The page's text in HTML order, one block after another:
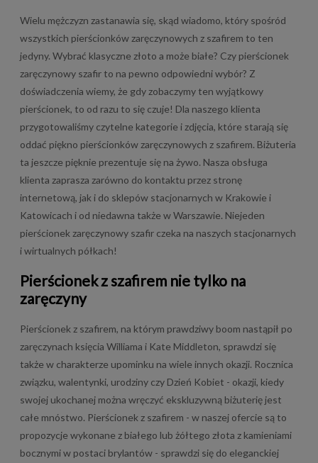
Wielu mężczyzn zastanawia się, skąd wiadomo, który spośród
wszystkich pierścionków zaręczynowych z szafirem to ten
jedyny. Wybrać klasyczne złoto a może białe? Czy pierścionek
zaręczynowy szafir to na pewno odpowiedni wybór? Z
doświadczenia wiemy, że gdy zobaczymy ten wyjątkowy
pierścionek, to od razu to się czuje! Dla naszego klienta
przygotowaliśmy czytelne kategorie i zdjęcia, które starają się
oddać piękno pierścionków zaręczynowych z szafirem. Biżuteria
ta jeszcze pięknie prezentuje się na żywo. Nasza obsługa
klienta zaprasza zarówno do kontaktu przez stronę
internetową, jak i do sklepów stacjonarnych w Krakowie i
Katowicach i od niedawna także w Warszawie. Niejeden
pierścionek zaręczynowy szafir czeka na naszych stacjonarnych
i wirtualnych półkach!
Pierścionek z szafirem nie tylko na
zaręczyny
Pierścionek z szafirem, na którym prawdziwy boom nastąpił po
zaręczynach księcia Williama i Kate Middleton, sprawdzi się
także w charakterze upominku na wiele innych okazji. Rocznica
związku, walentynki, urodziny czy Dzień Kobiet - okazji, kiedy
swojej ukochanej można wręczyć ekskluzywną biżuterię jest
całe mnóstwo. Pierścionek z szafirem - w naszej ofercie są to
propozycje wykonane z białego lub żółtego złota z kamieniami
bocznymi w postaci brylantów - sprawdzi się do eleganckiej